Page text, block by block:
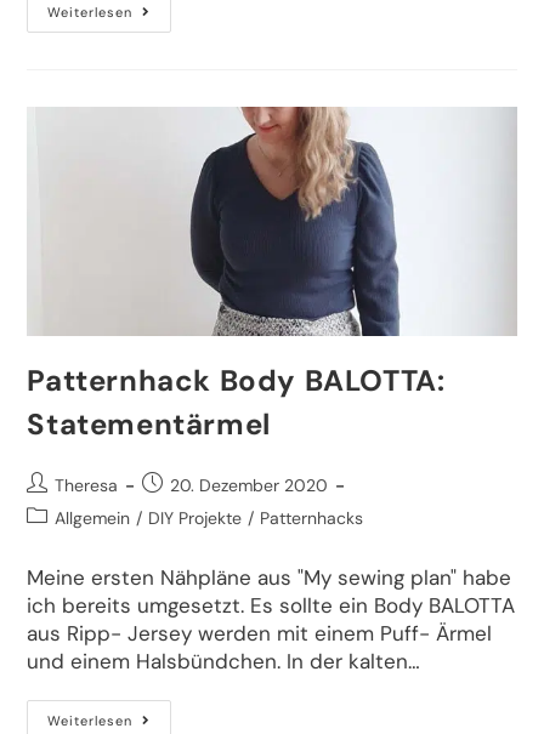
Weiterlesen
Patternhack Body BALOTTA:
Statementärmel
Theresa
20. Dezember 2020
Allgemein / DIY Projekte / Patternhacks
Meine ersten Nähpläne aus "My sewing plan" habe
ich bereits umgesetzt. Es sollte ein Body BALOTTA
aus Ripp- Jersey werden mit einem Puff- Ärmel
und einem Halsbündchen. In der kalten…
Weiterlesen